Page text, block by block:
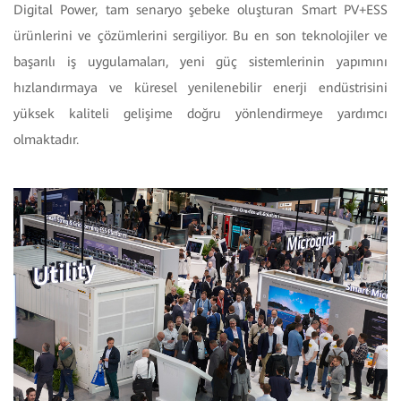
Digital Power, tam senaryo şebeke oluşturan Smart PV+ESS
ürünlerini ve çözümlerini sergiliyor. Bu en son teknolojiler ve
başarılı iş uygulamaları, yeni güç sistemlerinin yapımını
hızlandırmaya ve küresel yenilenebilir enerji endüstrisini
yüksek kaliteli gelişime doğru yönlendirmeye yardımcı
olmaktadır.